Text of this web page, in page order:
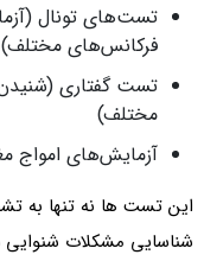
تست‌های تونال
فرکانس‌های مختلف)
تست گفتاری
مختلف)
آزمایش‌های امواج
این تست ها نه تنها به
شناسایی مشکلات شنوایی